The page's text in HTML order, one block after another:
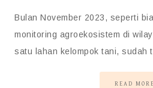
Bulan November 2023, seperti
monitoring agroekosistem di
satu lahan kelompok tani, sudah
READ MORE